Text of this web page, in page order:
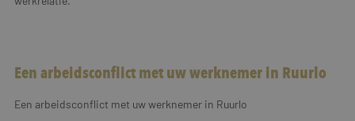
Een arbeidsconflict met uw werknemer in Ruurlo
Een arbeidsconflict met uw werknemer in Ruurlo